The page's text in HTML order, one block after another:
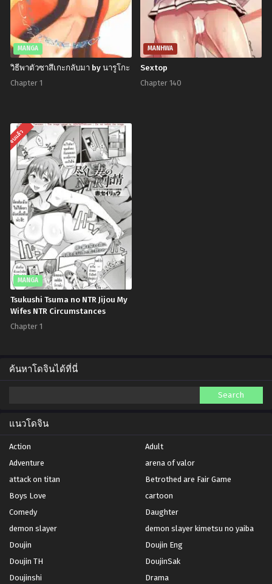
MANGA
วิธีพาตัวซาสึเกะกลับมา by นารูโกะ
Chapter 1
MANHWA
Sextop
Chapter 140
จบแล้ว
MANGA
Tsukushi Tsuma no NTR Jijou My
Wifes NTR Circumstances
Chapter 1
ค้นหาโดจินได้ที่นี่
แนวโดจิน
Action
Adult
Adventure
arena of valor
attack on titan
Betrothed are Fair Game
Boys Love
cartoon
Comedy
Daughter
demon slayer
demon slayer kimetsu no yaiba
Doujin
Doujin Eng
Doujin TH
DoujinSak
Doujinshi
Drama